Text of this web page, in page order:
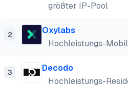
größter IP-Pool
2
Oxylabs
Hochleistungs-
3
Decodo
Hochleistungs-